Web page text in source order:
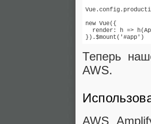
new Vue({
render: h =>
}).$mount('#app')
Теперь
AWS.
AWS